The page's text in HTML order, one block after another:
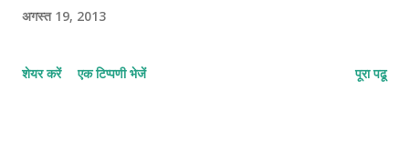
अगस्त 19, 2013
शेयर करें एक टिप्पणी भेजें पूरा पढू